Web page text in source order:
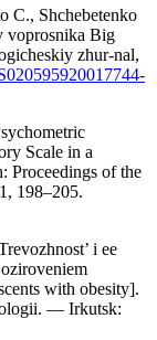
C., Shchebetenko
voprosnika Big
zhur-nal,
Scale in a
Proceedings of the
198–205.
i ee
with obesity].
— Irkutsk: